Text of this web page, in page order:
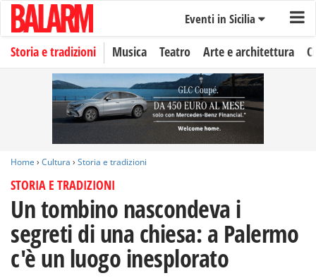
Eventi in Sicilia
Storia e tradizioni Musica Teatro Arte e architettura
Home › Cultura › Storia e tradizioni
STORIA E TRADIZIONI
Un tombino nascondeva i
segreti di una chiesa: a Palermo
c'è un luogo inesplorato